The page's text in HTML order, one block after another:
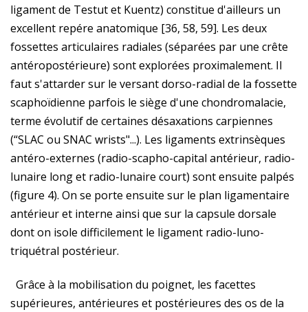
ligament de Testut et Kuentz) constitue d'ailleurs un
excellent repére anatomique [36, 58, 59]. Les deux
fossettes articulaires radiales (séparées par une crête
antéropostérieure) sont explorées proximalement. Il
faut s'attarder sur le versant dorso-radial de la fossette
scaphoïdienne parfois le siège d'une chondromalacie,
terme évolutif de certaines désaxations carpiennes
(“SLAC ou SNAC wrists"...). Les ligaments extrinsèques
antéro-externes (radio-scapho-capital antérieur, radio-
lunaire long et radio-lunaire court) sont ensuite palpés
(figure 4). On se porte ensuite sur le plan ligamentaire
antérieur et interne ainsi que sur la capsule dorsale
dont on isole difficilement le ligament radio-luno-
triquétral postérieur.
Grâce à la mobilisation du poignet, les facettes
supérieures, antérieures et postérieures des os de la